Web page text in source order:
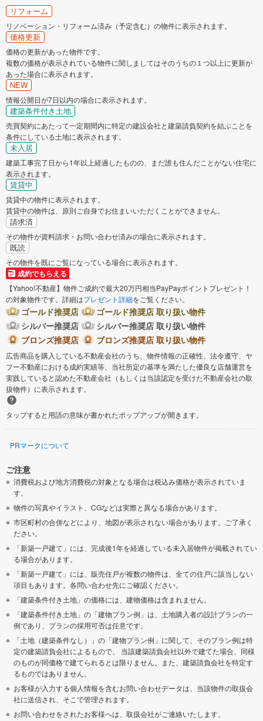
リフォーム
リノベーション・リフォーム済み（予定含む）の物件に表示されます。
価格更新
価格の更新があった物件です。
複数の価格が表示されている物件に関しましてはそのうちの１つ以上に更新が
あった場合に表示されます。
NEW
情報公開日が7日以内の場合に表示されます。
建築条件付き土地
売買契約にあたって一定期間内に特定の建設会社と建築請負契約を結ぶことを
条件にしている土地に表示されます。
未入居
建築工事完了日から1年以上経過したものの、まだ誰も住んだことがない住宅に
表示されます。
賃貸中
賃貸中の物件に表示されます。
賃貸中の物件は、原則ご自身でお住まいいただくことができません。
請求済
その物件が資料請求・お問い合わせ済みの場合に表示されます。
既読
その物件を既にご覧になっている場合に表示されます。
成約でもらえる
【Yahoo!不動産】物件ご成約で最大20万円相当PayPayポイントプレゼント！
の対象物件です。詳細はプレゼント詳細をご覧ください。
ゴールド推奨店
ゴールド推奨店 取り扱い物件
シルバー推奨店
シルバー推奨店 取り扱い物件
ブロンズ推奨店
ブロンズ推奨店 取り扱い物件
広告商品を購入している不動産会社のうち、物件情報の正確性、法令遵守、ヤ
フー不動産における成約実績等、当社所定の基準を満たした優良な店舗運営を
実践していると認めた不動産会社（もしくは当該認定を受けた不動産会社の取
扱物件）に表示されます。
タップすると用語の意味が書かれたポップアップが開きます。
PRマークについて
ご注意
消費税および地方消費税の対象となる場合は税込み価格が表示されていま
す。
物件の写真やイラスト、CGなどは実際と異なる場合があります。
市区町村の合併などにより、地図が表示されない場合があります。ご了承く
ださい。
「新築一戸建て」には、完成後1年を経過している未入居物件が掲載されてい
る場合があります。
「新築一戸建て」には、販売住戸が複数の物件は、全ての住戸に該当しない
項目もあります。各問い合わせ先にご確認ください。
「建築条件付き土地」の価格には、建物価格は含まれません。
「建築条件付き土地」の「建物プラン例」は、土地購入者の設計プランの一
例であり、プランの採用可否は任意です。
「土地（建築条件なし）」の「建物プラン例」に関して、そのプラン例は特
定の建築請負会社によるもので、 当該建築請負会社以外で建てた場合、同様
のものが同価格で建てられるとは限りません。また、建築請負会社を特定す
るものではありません。
お客様が入力する個人情報を含むお問い合わせデータは、当該物件の取扱会
社に送信され、そこで管理されます。
お問い合わせをされたお客様へは、取扱会社がご連絡いたします。